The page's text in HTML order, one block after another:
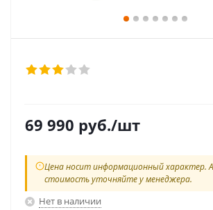
69 990 руб./шт
Цена носит информационный характер.
стоимость уточняйте у менеджера.
Нет в наличии